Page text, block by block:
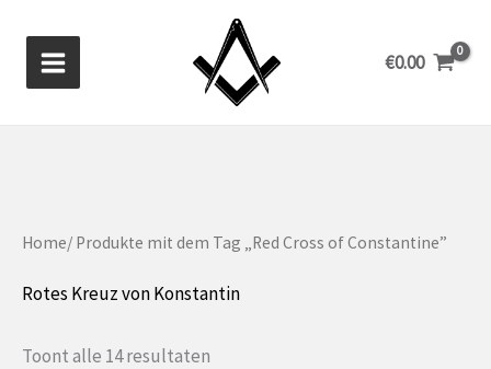
Inhalt
springen
€0.00
Home/ Produkte mit dem Tag „Red Cross of Constantine”
Rotes Kreuz von Konstantin
Toont alle 14 resultaten